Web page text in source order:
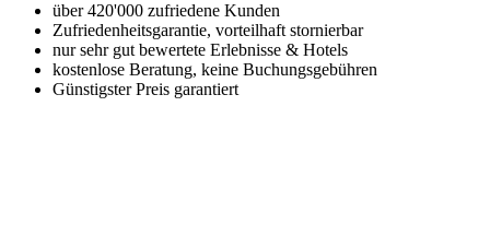
über 420'000 zufriedene Kunden
Zufriedenheitsgarantie, vorteilhaft stornierbar
nur sehr gut bewertete Erlebnisse & Hotels
kostenlose Beratung, keine Buchungsgebühren
Günstigster Preis garantiert